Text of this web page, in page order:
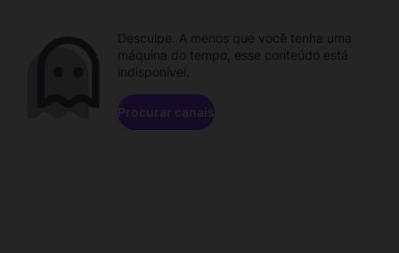
Desculpe. A menos que você tenha uma
máquina do tempo, esse conteúdo está
indisponível.
Procurar canais